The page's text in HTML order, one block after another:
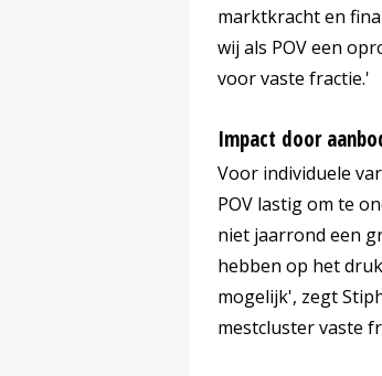
marktkracht en
wij als POV een
voor vaste fractie.'
Impact door
Voor individuele
POV lastig om te
niet jaarrond een
hebben op het
mogelijk', zegt
mestcluster vaste